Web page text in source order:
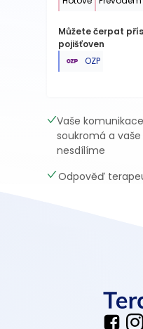
Můžete čerpat
pojišťoven
OZP
Vaše
soukromá a
nesdílíme
Odpověď